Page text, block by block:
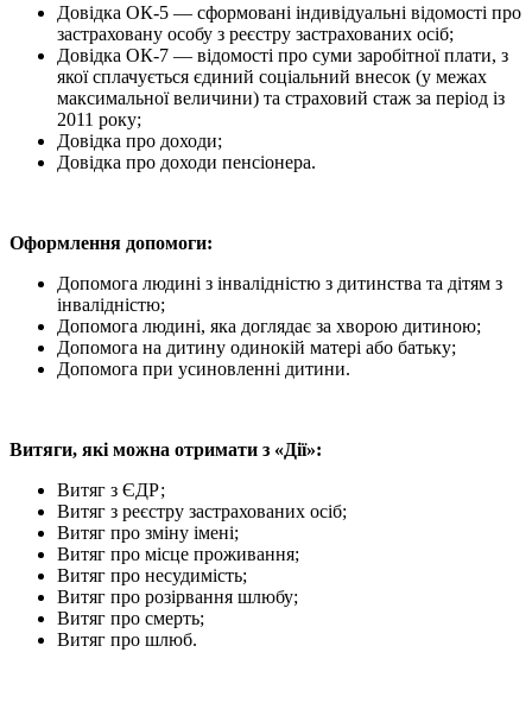
Довідка ОК-5 — сформовані індивідуальні відомості про
застраховану особу з реєстру застрахованих осіб;
Довідка ОК-7 — відомості про суми заробітної плати, з
якої сплачується єдиний соціальний внесок (у межах
максимальної величини) та страховий стаж за період із
2011 року;
Довідка про доходи;
Довідка про доходи пенсіонера.
Оформлення допомоги:
Допомога людині з інвалідністю з дитинства та дітям з
інвалідністю;
Допомога людині, яка доглядає за хворою дитиною;
Допомога на дитину одинокій матері або батьку;
Допомога при усиновленні дитини.
Витяги, які можна отримати з «Дії»:
Витяг з ЄДР;
Витяг з реєстру застрахованих осіб;
Витяг про зміну імені;
Витяг про місце проживання;
Витяг про несудимість;
Витяг про розірвання шлюбу;
Витяг про смерть;
Витяг про шлюб.